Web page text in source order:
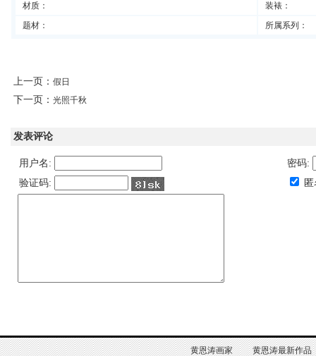
材质：
装裱：
题材：
所属系列：
上一页： 假日
下一页： 光照千秋
发表评论
用户名:
密码:
验证码:
黄恩涛画家 黄恩涛最新作品